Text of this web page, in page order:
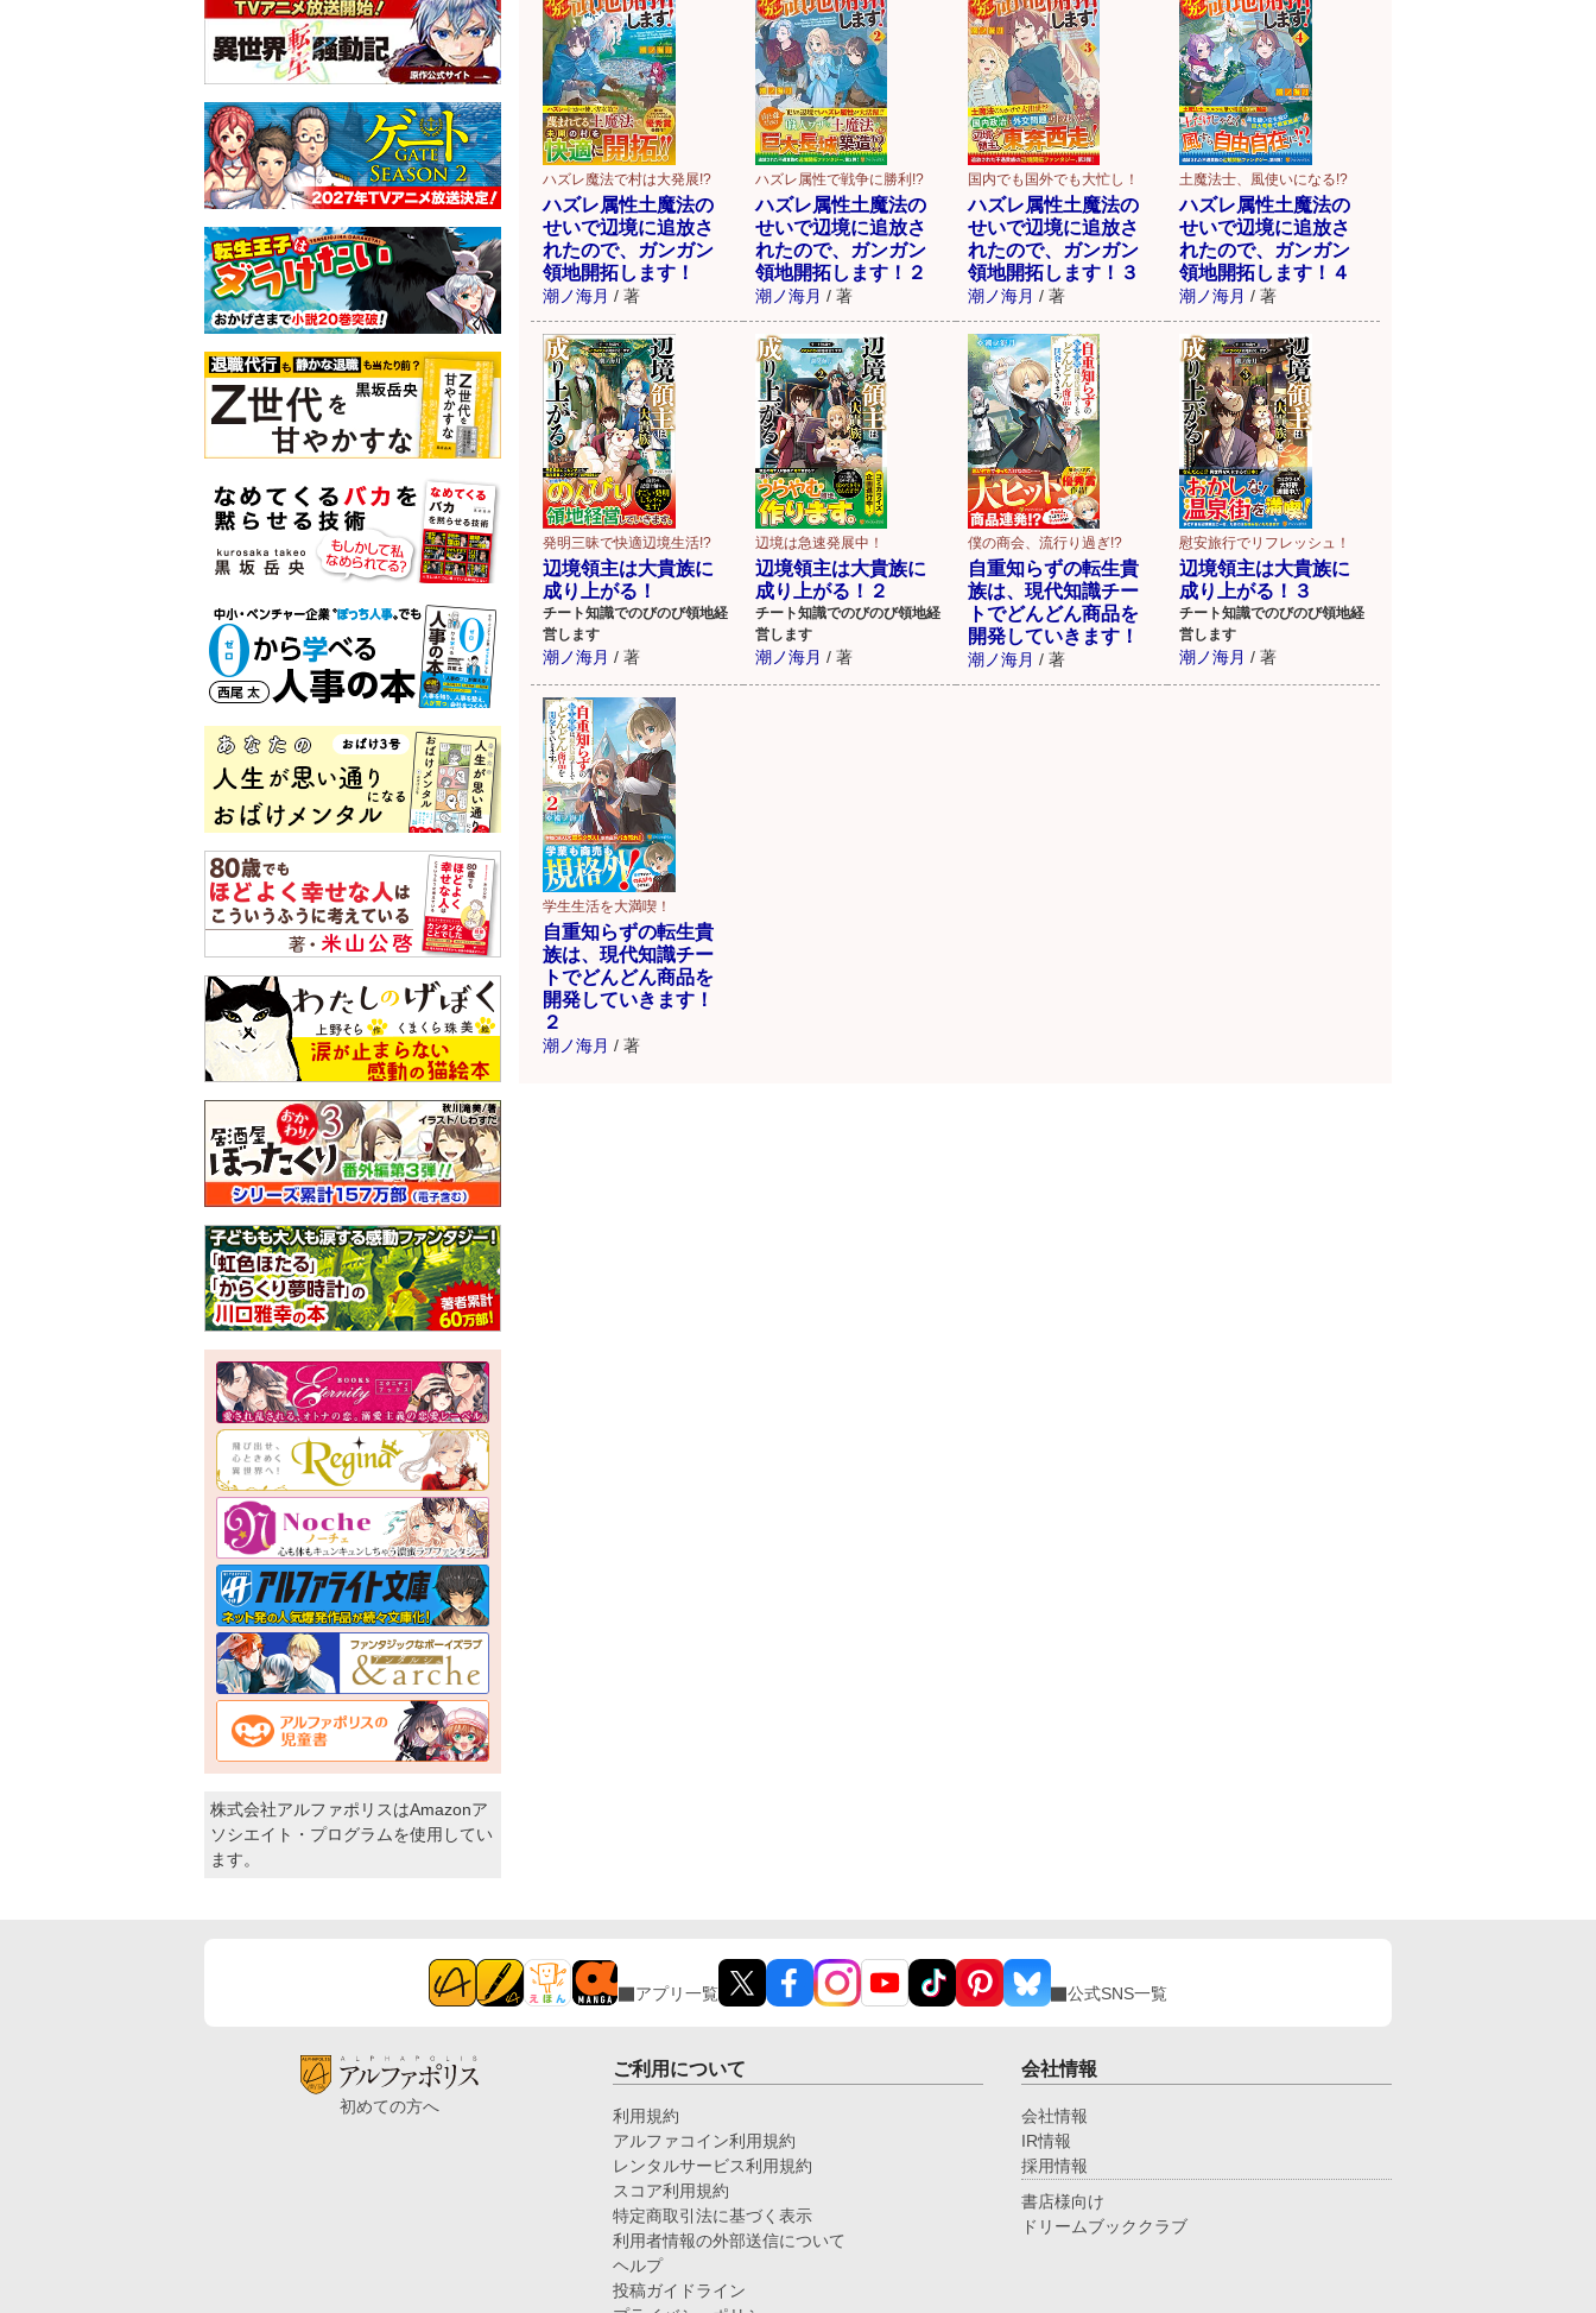
ハズレ魔法で村は大発展!?
ハズレ属性土魔法の
せいで辺境に追放さ
れたので、ガンガン
領地開拓します！
潮ノ海月 / 著
ハズレ属性で戦争に勝利!?
ハズレ属性土魔法の
せいで辺境に追放さ
れたので、ガンガン
領地開拓します！２
潮ノ海月 / 著
国内でも国外でも大忙し！
ハズレ属性土魔法の
せいで辺境に追放さ
れたので、ガンガン
領地開拓します！３
潮ノ海月 / 著
土魔法士、風使いになる!?
ハズレ属性土魔法の
せいで辺境に追放さ
れたので、ガンガン
領地開拓します！４
潮ノ海月 / 著
発明三昧で快適辺境生活!?
辺境領主は大貴族に
成り上がる！
チート知識でのびのび領地経
営します
潮ノ海月 / 著
辺境は急速発展中！
辺境領主は大貴族に
成り上がる！２
チート知識でのびのび領地経
営します
潮ノ海月 / 著
僕の商会、流行り過ぎ!?
自重知らずの転生貴
族は、現代知識チー
トでどんどん商品を
開発していきます！
潮ノ海月 / 著
慰安旅行でリフレッシュ！
辺境領主は大貴族に
成り上がる！３
チート知識でのびのび領地経
営します
潮ノ海月 / 著
学生生活を大満喫！
自重知らずの転生貴
族は、現代知識チー
トでどんどん商品を
開発していきます！
２
潮ノ海月 / 著
株式会社アルファポリスはAmazonア
ソシエイト・プログラムを使用してい
ます。
アプリ一覧 公式SNS一覧
初めての方へ
ご利用について
利用規約
アルファコイン利用規約
レンタルサービス利用規約
スコア利用規約
特定商取引法に基づく表示
利用者情報の外部送信について
ヘルプ
投稿ガイドライン
会社情報
会社情報
IR情報
採用情報
書店様向け
ドリームブッククラブ